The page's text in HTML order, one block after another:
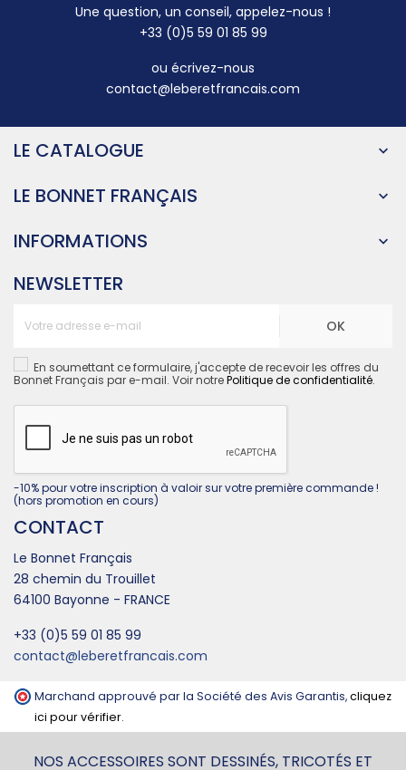
Une question, un conseil, appelez-nous !
+33 (0)5 59 01 85 99
ou écrivez-nous
contact@leberetfrancais.com
LE CATALOGUE 
LE BONNET FRANÇAIS 
INFORMATIONS 
NEWSLETTER
OK
En soumettant ce formulaire, j'accepte de recevoir les offres du
Bonnet Français par e-mail. Voir notrePolitique de confidentialité.
-10% pour votre inscription à valoir sur votre première commande !
(hors promotion en cours)
CONTACT
Le Bonnet Français
28 chemin du Trouillet
64100 Bayonne - FRANCE
+33 (0)5 59 01 85 99
contact@leberetfrancais.com
Marchand approuvé par la Société des Avis Garantis,cliquez
ici pour vérifier.
NOS ACCESSOIRES SONT DESSINÉS, TRICOTÉS ET